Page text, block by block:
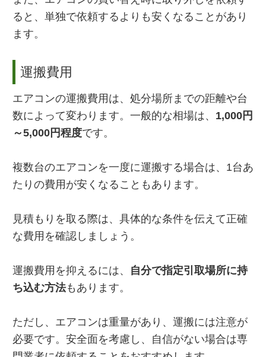
ると、単独で依頼するよりも安くなることがあり
ます。
運搬費用
エアコンの運搬費用は、処分場所までの距離や台
数によって変わります。一般的な相場は、 1,000円
～5,000円程度です。
複数台のエアコンを一度に運搬する場合は、1台あ
たりの費用が安くなることもあります。
見積もりを取る際は、具体的な条件を伝えて正確
な費用を確認しましょう。
運搬費用を抑えるには、 自分で指定引取場所に持
ち込む方法もあります。
ただし、エアコンは重量があり、運搬には注意が
必要です。安全面を考慮し、自信がない場合は専